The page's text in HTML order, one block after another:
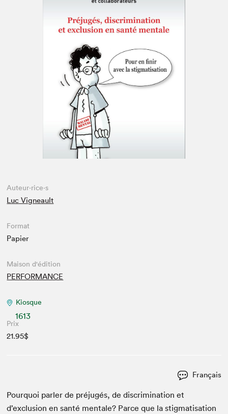
Espace enseignant·e·s
Espace pro
Auteur·rice·s
Luc Vigneault
Format
Papier
Maison d'édition
PERFORMANCE
Kiosque
1613
Prix
21.95$
Français
Pourquoi par­ler de préjugés, de dis­crim­i­na­tion et
d’exclusion en san­té men­tale? Parce que la stig­ma­ti­sa­tion